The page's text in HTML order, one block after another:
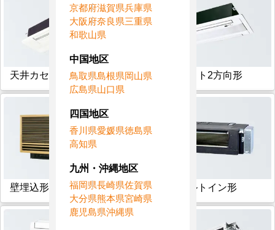
天井カセット1方向形 天井カセット2方向形
壁埋込形 フリービルトイン形
京都府滋賀県兵庫県
大阪府奈良県三重県
和歌山県
中国地区
鳥取県島根県岡山県
広島県山口県
四国地区
香川県愛媛県徳島県
高知県
九州・沖縄地区
福岡県長崎県佐賀県
大分県熊本県宮崎県
鹿児島県沖縄県